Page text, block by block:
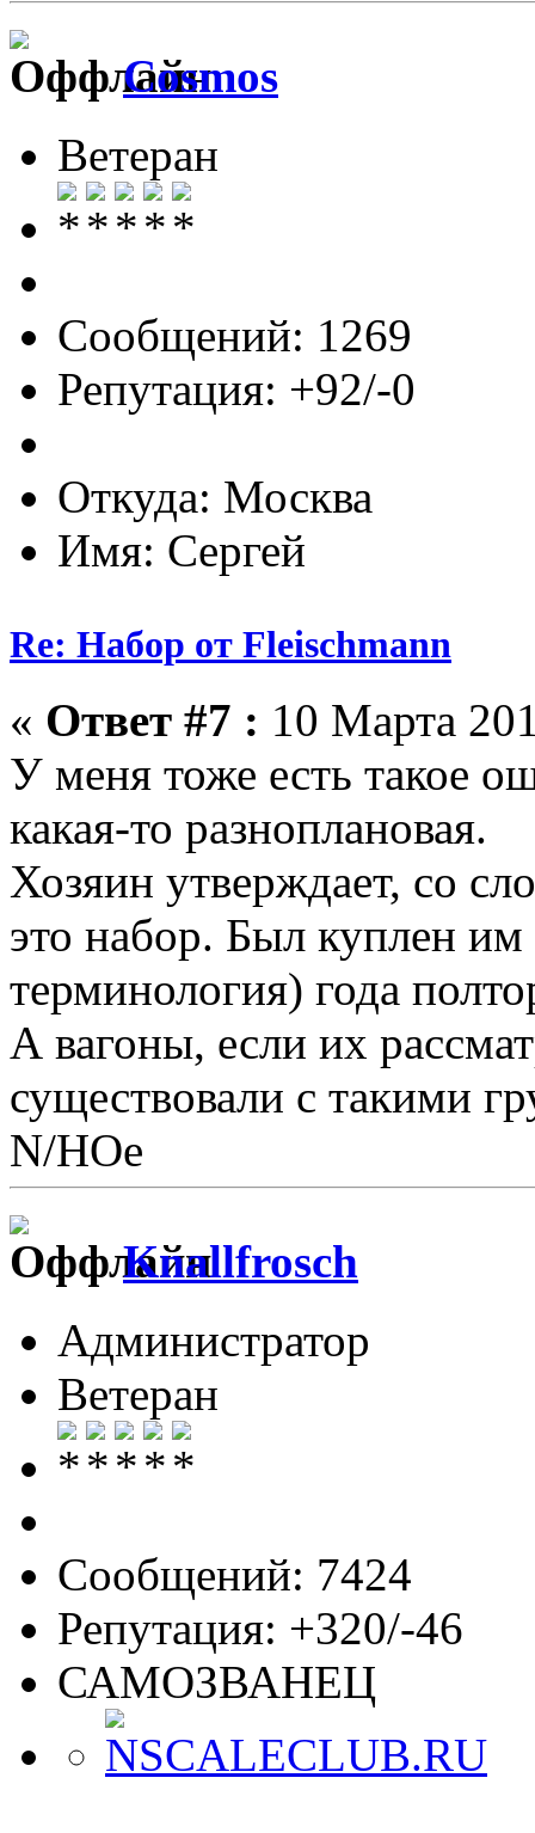
Cosmos
Ветеран
Сообщений: 1269
Репутация: +92/-0
Откуда: Москва
Имя: Сергей
Re: Набор от Fleischmann
« Ответ #7 : 10 Марта
У меня тоже есть такое
какая-то разноплановая.
Хозяин утверждает, со
это набор. Был куплен им
терминология) года
А вагоны, если их
существовали с такими
N/НОе
Knallfrosch
Администратор
Ветеран
Сообщений: 7424
Репутация: +320/-46
САМОЗВАНЕЦ